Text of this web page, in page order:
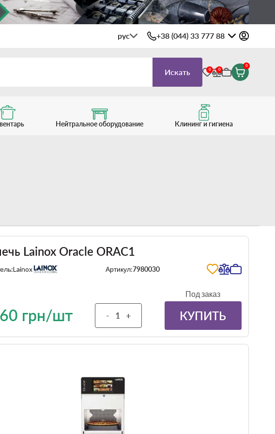
рус +38 (044) 33 777 88
Искать 0 0
0
Нейтральное оборудование Клининг и гигиена
Lainox Oracle ORAC1
Lainox Артикул:7980030
грн/шт - +
Под заказ
КУПИТЬ